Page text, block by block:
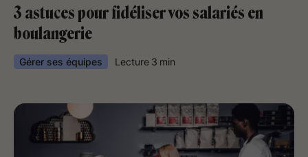
3 astuces pour fidéliser vos salariés en
boulangerie
Gérer ses équipes Lecture 3 min